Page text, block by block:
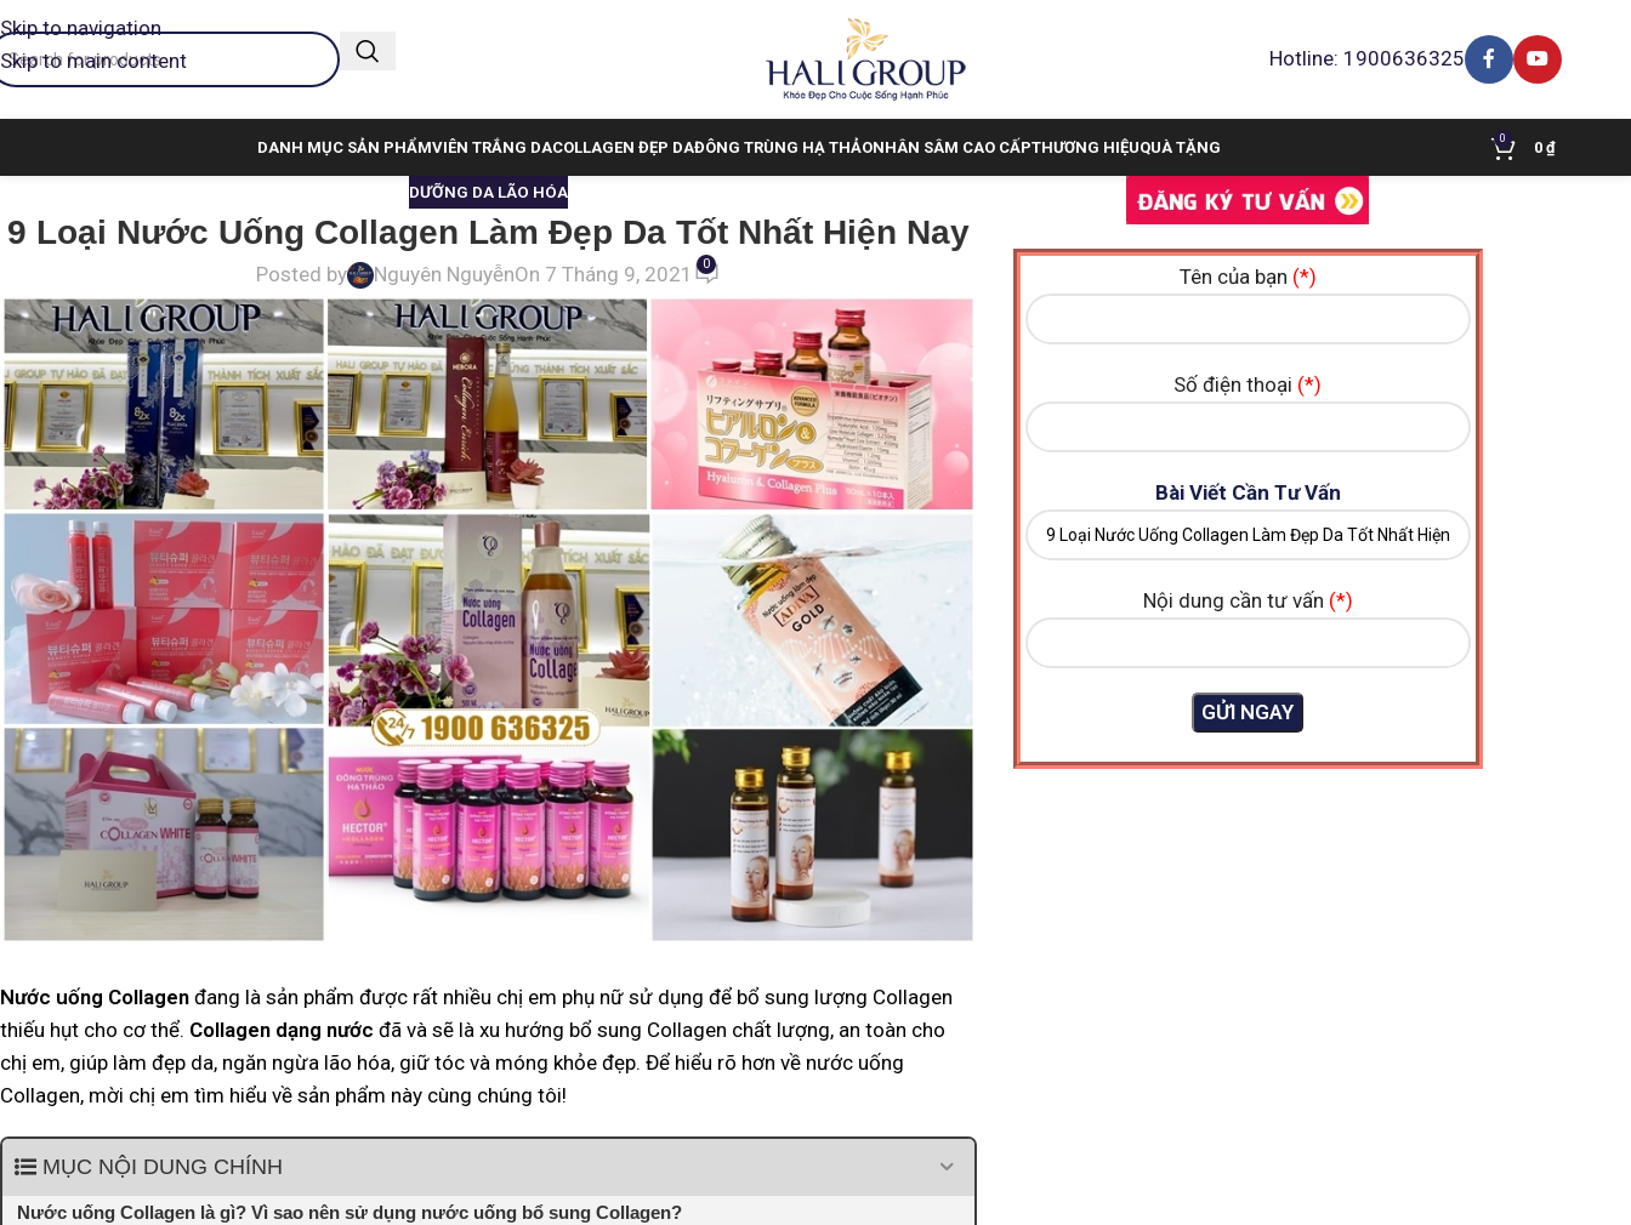
Skip to navigation
Skip to main content
Hotline: 1900636325
DANH MỤC SẢN PHẨMVIÊN TRẮNG DACOLLAGEN ĐẸP DAĐÔNG TRÙNG HẠ THẢONHÂN SÂM CAO CẤPTHƯƠNG HIỆUQUÀ TẶNG 0
0 ₫
DƯỠNG DA LÃO HÓA
9 Loại Nước Uống Collagen Làm Đẹp Da Tốt Nhất Hiện Nay
Posted by Nguyên NguyễnOn 7 Tháng 9, 2021 0
Nước uống Collagen đang là sản phẩm được rất nhiều chị em phụ nữ sử dụng để bổ sung lượng Collagen
thiếu hụt cho cơ thể. Collagen dạng nước đã và sẽ là xu hướng bổ sung Collagen chất lượng, an toàn cho
chị em, giúp làm đẹp da, ngăn ngừa lão hóa, giữ tóc và móng khỏe đẹp. Để hiểu rõ hơn về nước uống
Collagen, mời chị em tìm hiểu về sản phẩm này cùng chúng tôi!
MỤC NỘI DUNG CHÍNH
Nước uống Collagen là gì? Vì sao nên sử dụng nước uống bổ sung Collagen?
Tên của bạn (*)
Số điện thoại (*)
Bài Viết Cần Tư Vấn
Nội dung cần tư vấn (*)